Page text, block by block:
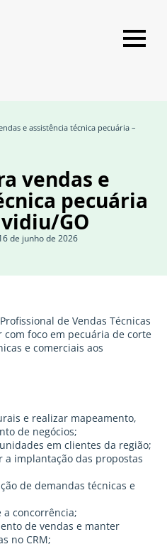
e assistência técnica pecuária –
vendas e
pecuária
GO
de junho de 2026
de Vendas Técnicas
foco em pecuária de corte
e comerciais aos
e realizar mapeamento,
de negócios;
em clientes da região;
implantação das propostas
de demandas técnicas e
concorrência;
de vendas e manter
no CRM;